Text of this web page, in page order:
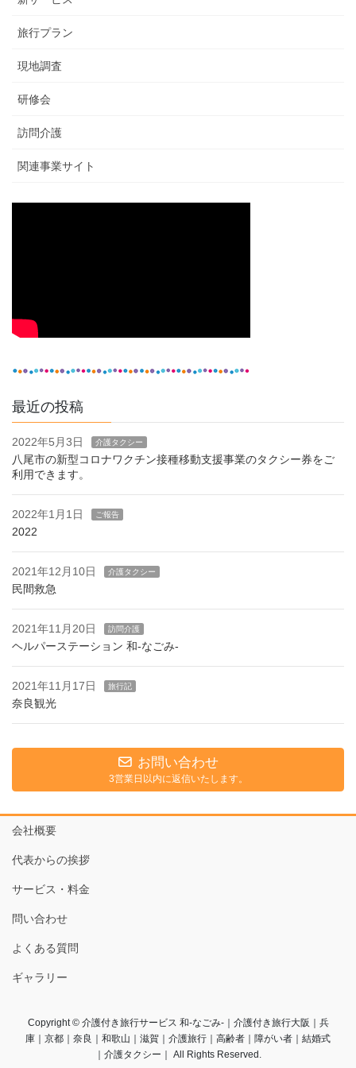
旅行プラン
現地調査
研修会
訪問介護
関連事業サイト
最近の投稿
2022年5月3日 介護タクシー
八尾市の新型コロナワクチン接種移動支援事業のタクシー券をご
利用できます。
2022年1月1日 ご報告
2022
2021年12月10日 介護タクシー
民間救急
2021年11月20日 訪問介護
ヘルパーステーション 和-なごみ-
2021年11月17日 旅行記
奈良観光
お問い合わせ
3営業日以内に返信いたします。
会社概要
代表からの挨拶
サービス・料金
問い合わせ
よくある質問
ギャラリー
Copyright © 介護付き旅行サービス 和-なごみ-｜介護付き旅行大阪｜兵
庫｜京都｜奈良｜和歌山｜滋賀｜介護旅行｜高齢者｜障がい者｜結婚式
｜介護タクシー｜ All Rights Reserved.